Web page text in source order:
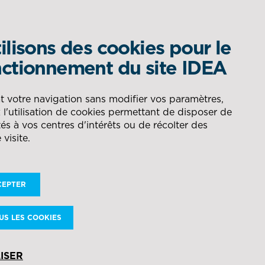
DÉLÉGATION DE
PRODUCTION
DES FLUX
AÉRONAUTIQUE
ÉNERGIE
NAVAL
QUEL EST VOTRE BESOIN ?
RECHERCHERses émissions
des cookies pour le
du site IDEA
votre navigation sans modifier vos paramètres,
l'utilisation de cookies permettant de disposer de
à vos centres d'intérêts ou de récolter des
visite.
LES COOKIES